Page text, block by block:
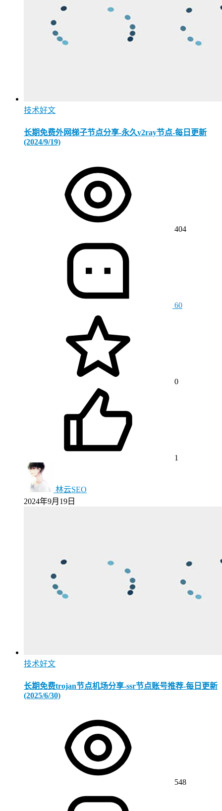
技术好文
长期免费外网梯子节点分享-永久v2ray节点-每日更新
(2024/9/19)
404
60
0
1
林云SEO
2024年9月19日
技术好文
长期免费trojan节点机场分享-ssr节点账号推荐-每日更新
(2025/6/30)
548